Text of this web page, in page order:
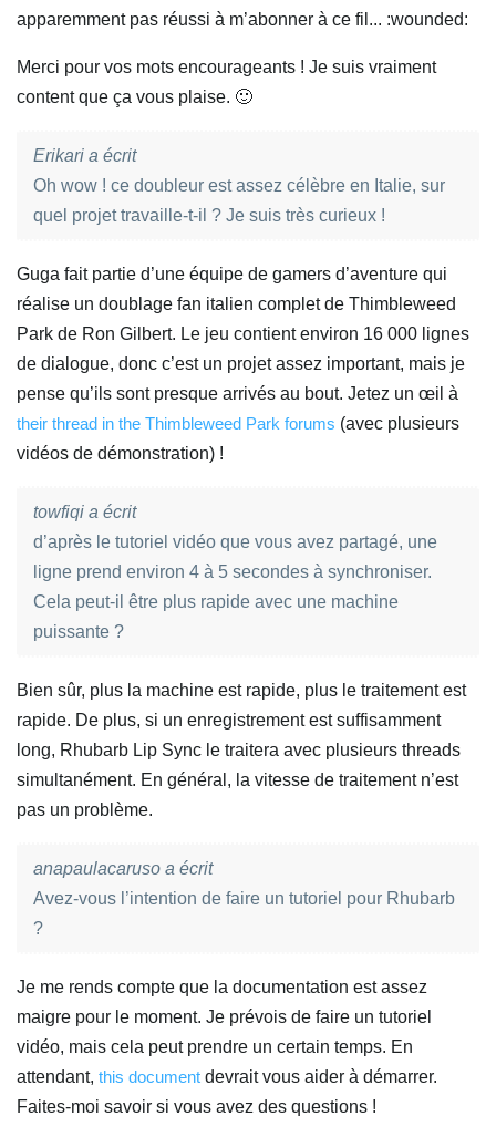
apparemment pas réussi à m’abonner à ce fil... :wounded:
Merci pour vos mots encourageants ! Je suis vraiment
content que ça vous plaise. 🙂
Erikari a écrit
Oh wow ! ce doubleur est assez célèbre en Italie, sur
quel projet travaille-t-il ? Je suis très curieux !
Guga fait partie d’une équipe de gamers d’aventure qui
réalise un doublage fan italien complet de Thimbleweed
Park de Ron Gilbert. Le jeu contient environ 16 000 lignes
de dialogue, donc c’est un projet assez important, mais je
pense qu’ils sont presque arrivés au bout. Jetez un œil à
their thread in the Thimbleweed Park forums (avec plusieurs
vidéos de démonstration) !
towfiqi a écrit
d’après le tutoriel vidéo que vous avez partagé, une
ligne prend environ 4 à 5 secondes à synchroniser.
Cela peut-il être plus rapide avec une machine
puissante ?
Bien sûr, plus la machine est rapide, plus le traitement est
rapide. De plus, si un enregistrement est suffisamment
long, Rhubarb Lip Sync le traitera avec plusieurs threads
simultanément. En général, la vitesse de traitement n’est
pas un problème.
anapaulacaruso a écrit
Avez-vous l’intention de faire un tutoriel pour Rhubarb
?
Je me rends compte que la documentation est assez
maigre pour le moment. Je prévois de faire un tutoriel
vidéo, mais cela peut prendre un certain temps. En
attendant, this document devrait vous aider à démarrer.
Faites-moi savoir si vous avez des questions !